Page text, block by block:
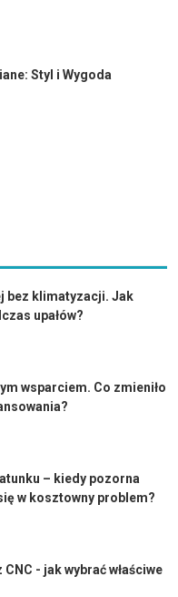
Styl i Wygoda
bez klimatyzacji. Jak
upałów?
wsparciem. Co zmieniło
– kiedy pozorna
w kosztowny problem?
- jak wybrać właściwe